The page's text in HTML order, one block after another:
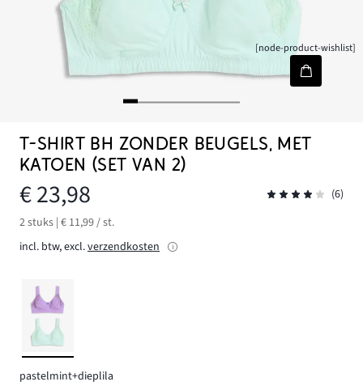
[node-product-wishlist]
T-SHIRT BH ZONDER BEUGELS, MET
KATOEN (SET VAN 2)
€ 23,98
(6)
2 stuks | € 11,99 / st.
incl. btw, excl.verzendkosten
pastelmint+dieplila